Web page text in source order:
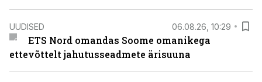
UUDISED 06.08.26, 10:29
ETS Nord omandas Soome omanikega
ettevõttelt jahutusseadmete ärisuuna